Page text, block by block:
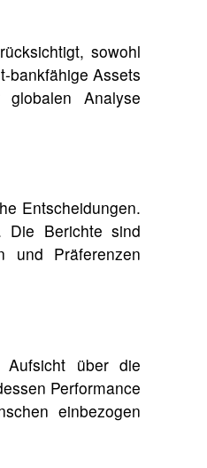
sowohl
bankfähige Assets
globalen Analyse
Entscheidungen.
Die Berichte sind
und Präferenzen
Aufsicht über die
Performance
einbezogen